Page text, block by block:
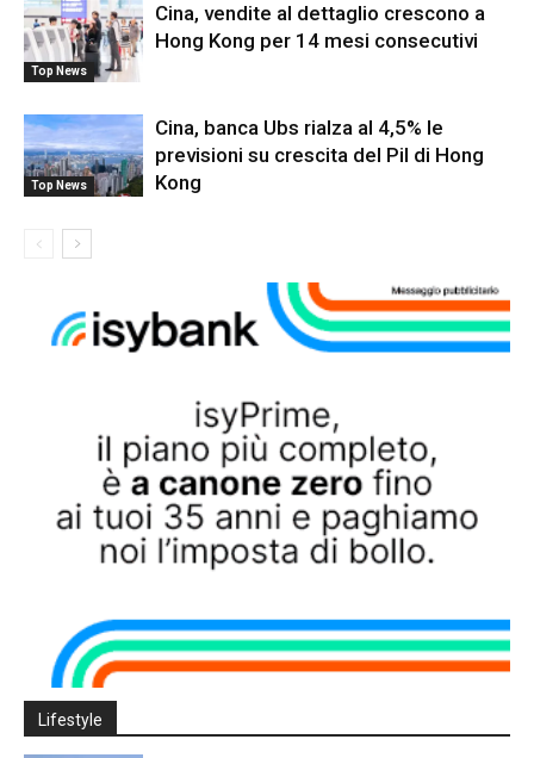
Top News
Cina, vendite al dettaglio crescono a
Hong Kong per 14 mesi consecutivi
Top News
Cina, banca Ubs rialza al 4,5% le
previsioni su crescita del Pil di Hong
Kong
Lifestyle